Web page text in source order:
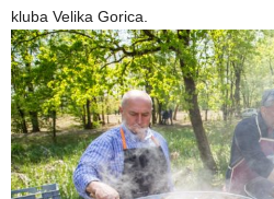
kluba Velika Gorica.